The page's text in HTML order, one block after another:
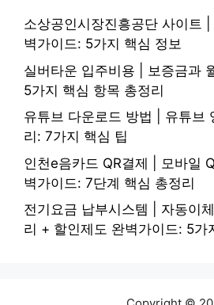
소상공인시장진흥공단 사이트
벽가이드: 5가지 핵심 정보
실버타운 입주비용 | 보증금과
5가지 핵심 항목 총정리
유튜브 다운로드 방법 | 유튜브
리: 7가지 핵심 팁
인천e음카드 QR결제 | 모바일
벽가이드: 7단계 핵심 총정리
전기요금 납부시스템 | 자동이
리 + 할인제도 완벽가이드: 5가